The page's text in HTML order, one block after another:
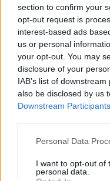
section to confirm your
opt-out request is
interest-based ads
us or personal
your opt-out. You may
disclosure of your
IAB’s list of
also be disclosed by us
Downstream Participants
Please note that this
not limited to your visit
grant or deny consent
Personal Data
I want to opt-out of
personal data.
Feliratkozom a
szabályzatot!
Országos hírek
Megérkezett az eső a
Megérkezett a rég várt